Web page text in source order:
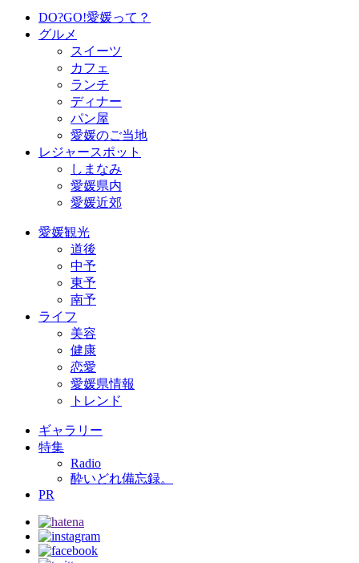
DO?GO!愛媛って？
グルメ
スイーツ
カフェ
ランチ
ディナー
パン屋
愛媛のご当地
レジャースポット
しまなみ
愛媛県内
愛媛近郊
愛媛観光
道後
中予
東予
南予
ライフ
美容
健康
恋愛
愛媛県情報
トレンド
ギャラリー
特集
Radio
酔いどれ備忘録。
PR